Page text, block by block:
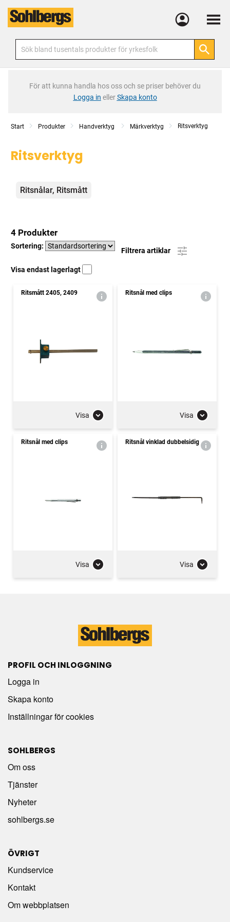
Meny
För att kunna handla hos oss och se priser behöver du
Logga in ellerSkapa konto
Start Produkter Handverktyg Märkverktyg Ritsverktyg
Ritsverktyg
Kategorier
Ritsnålar, Ritsmått
4 Produkter
Sortering:
Filtrera artiklar
Visa endast lagerlagt
Ritsmått 2405, 2409
Visa
Ritsnål med clips
Visa
Ritsnål med clips
Visa
Ritsnål vinklad dubbelsidig
Visa
PROFIL OCH INLOGGNING
Logga in
Skapa konto
Inställningar för cookies
SOHLBERGS
Om oss
Tjänster
Nyheter
sohlbergs.se
ÖVRIGT
Kundservice
Kontakt
Om webbplatsen